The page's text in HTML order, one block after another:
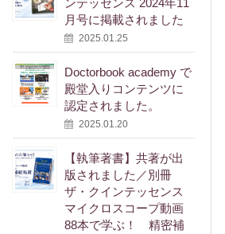
月号に掲載されました
2025.01.25
Doctorbook academy で
殿堂入りコンテンツに
認定されました。
2025.01.20
【執筆著書】共著が出
版されました／別冊
ザ・クインテッセンス
マイクロスコープ動画
88本で学ぶ！ 精密補